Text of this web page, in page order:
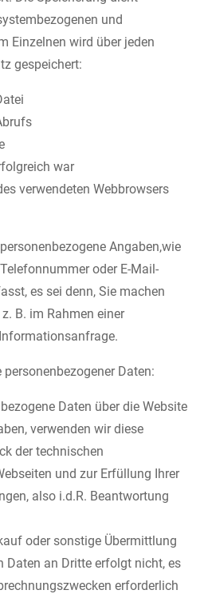
und
Einzelnen wird über jeden
gespeichert:
war
verwendeten Webbrowsers
Angaben,wie
oder E-Mail-
es sei denn, Sie machen
B. im Rahmen einer
Daten:
Daten über die Website
verwenden wir diese
der technischen
und zur Erfüllung Ihrer
also i.d.R. Beantwortung
oder sonstige Übermittlung
Daten an Dritte erfolgt nicht, es
erforderlich